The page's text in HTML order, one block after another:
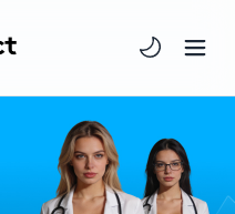
Светлая/